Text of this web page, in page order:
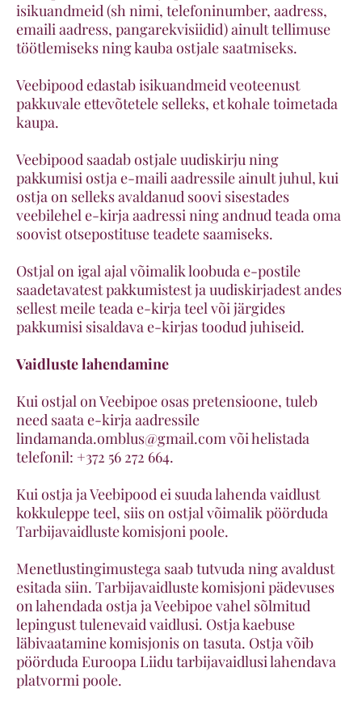
isikuandmeid (sh nimi, telefoninumber, aadress,
emaili aadress, pangarekvisiidid) ainult tellimuse
töötlemiseks ning kauba ostjale saatmiseks.
Veebipood edastab isikuandmeid veoteenust
pakkuvale ettevõtetele selleks, et kohale toimetada
kaupa.
Veebipood saadab ostjale uudiskirju ning
pakkumisi ostja e-maili aadressile ainult juhul, kui
ostja on selleks avaldanud soovi sisestades
veebilehel e-kirja aadressi ning andnud teada oma
soovist otsepostituse teadete saamiseks.
Ostjal on igal ajal võimalik loobuda e-postile
saadetavatest pakkumistest ja uudiskirjadest andes
sellest meile teada e-kirja teel või järgides
pakkumisi sisaldava e-kirjas toodud juhiseid.
Vaidluste lahendamine
Kui ostjal on Veebipoe osas pretensioone, tuleb
need saata e-kirja aadressile
lindamanda.omblus@gmail.com või helistada
telefonil: +372 56 272 664.
Kui ostja ja Veebipood ei suuda lahenda vaidlust
kokkuleppe teel, siis on ostjal võimalik pöörduda
Tarbijavaidluste komisjoni poole.
Menetlustingimustega saab tutvuda ning avaldust
esitada siin. Tarbijavaidluste komisjoni pädevuses
on lahendada ostja ja Veebipoe vahel sõlmitud
lepingust tulenevaid vaidlusi. Ostja kaebuse
läbivaatamine komisjonis on tasuta. Ostja võib
pöörduda Euroopa Liidu tarbijavaidlusi lahendava
platvormi poole.